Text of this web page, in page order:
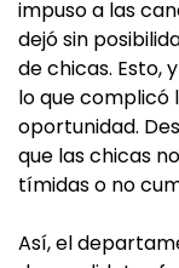
impuso a las
dejó sin
de chicas. Esto,
lo que complicó
oportunidad.
que las chicas
tímidas o no
Así, el